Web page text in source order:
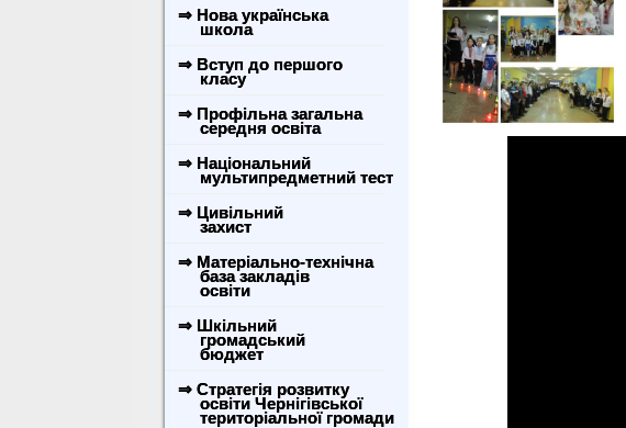
⇒ Нова українська
школа
⇒ Вступ до першого
класу
⇒ Профільна загальна
середня освіта
⇒ Національний
мультипредметний тест
⇒ Цивільний
захист
⇒ Матеріально-технічна
база закладів
освіти
⇒ Шкільний
громадський
бюджет
⇒ Стратегія розвитку
освіти Чернігівської
територіальної громади